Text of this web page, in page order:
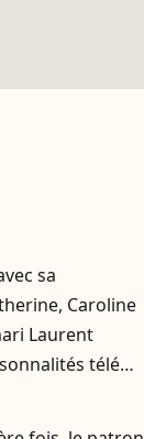
sa
Caroline
Laurent
télé
à Roland-